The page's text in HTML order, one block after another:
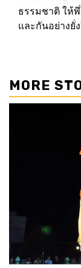
ธรรมชาติ ให้
และกันอย่างยั่
MORE